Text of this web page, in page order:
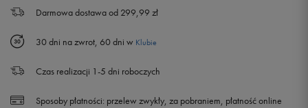
Darmowa dostawa od 299,99 zł
30 dni na zwrot, 60 dni w Klubie
Czas realizacji 1-5 dni roboczych
Sposoby płatności: przelew zwykły, za pobraniem, płatność online